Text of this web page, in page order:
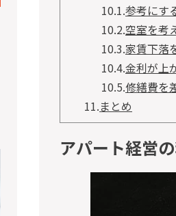
10.1.参考にす
10.2.空室を考
10.3.家賃下落
10.4.金利が上
10.5.修繕費を
11.まとめ
アパート経営